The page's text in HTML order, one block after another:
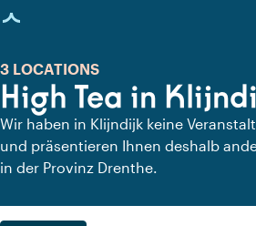
geladen
High Tea in
3 LOCATIONS
Wir haben in Klijndijk keine
und präsentieren Ihnen deshalb
in der Provinz Drenthe.